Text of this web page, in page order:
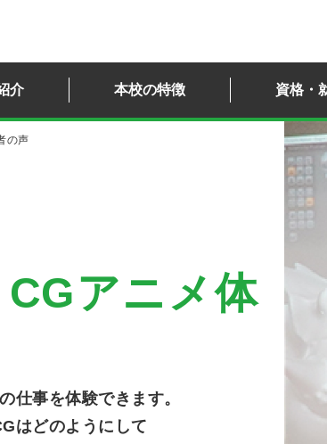
介 本校の特徴 資格・
の声
アニメ体
仕事を体験できます。
はどのようにして